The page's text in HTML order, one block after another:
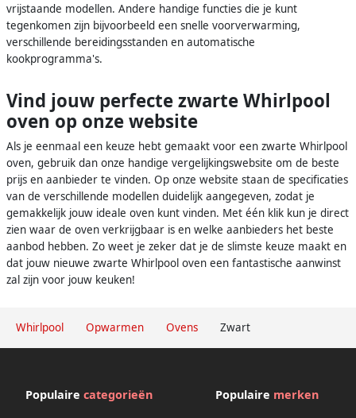
Whirlpool Opwarmen Ovens Zwart
vrijstaande modellen. Andere handige functies die je kunt
tegenkomen zijn bijvoorbeeld een snelle voorverwarming,
verschillende bereidingsstanden en automatische
kookprogramma's.
Vind jouw perfecte zwarte Whirlpool
oven op onze website
Als je eenmaal een keuze hebt gemaakt voor een zwarte Whirlpool
oven, gebruik dan onze handige vergelijkingswebsite om de beste
prijs en aanbieder te vinden. Op onze website staan de specificaties
van de verschillende modellen duidelijk aangegeven, zodat je
gemakkelijk jouw ideale oven kunt vinden. Met één klik kun je direct
zien waar de oven verkrijgbaar is en welke aanbieders het beste
aanbod hebben. Zo weet je zeker dat je de slimste keuze maakt en
dat jouw nieuwe zwarte Whirlpool oven een fantastische aanwinst
zal zijn voor jouw keuken!
Populaire categorieën Populaire merken